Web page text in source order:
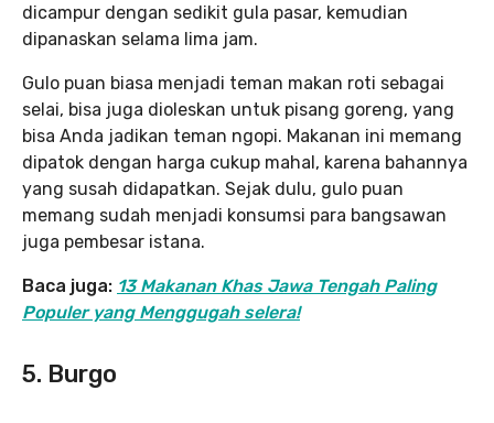
dicampur dengan sedikit gula pasar, kemudian
dipanaskan selama lima jam.
Gulo puan biasa menjadi teman makan roti sebagai
selai, bisa juga dioleskan untuk pisang goreng, yang
bisa Anda jadikan teman ngopi. Makanan ini memang
dipatok dengan harga cukup mahal, karena bahannya
yang susah didapatkan. Sejak dulu, gulo puan
memang sudah menjadi konsumsi para bangsawan
juga pembesar istana.
Baca juga: 13 Makanan Khas Jawa Tengah Paling
Populer yang Menggugah selera!
5. Burgo